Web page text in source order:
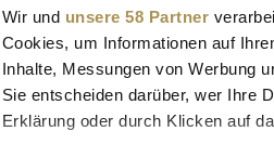
Wir und unsere 58 Partner
Cookies, um Informationen auf
Inhalte, Messungen von Werbung
Sie entscheiden darüber, wer Ihre
Erklärung oder durch Klicken auf